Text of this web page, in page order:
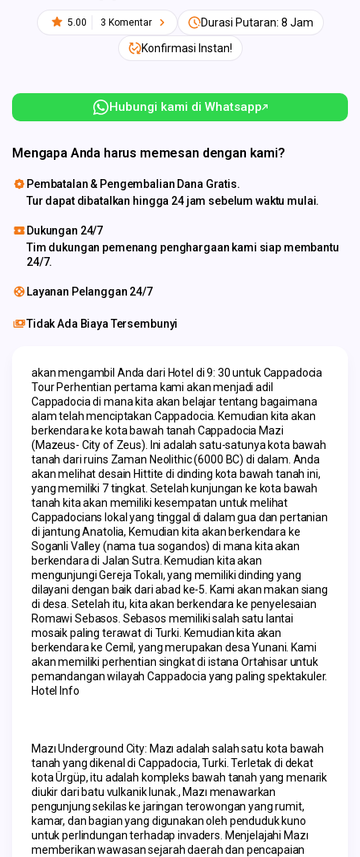
5.00 3 Komentar
Durasi Putaran: 8 Jam
Konfirmasi Instan!
Hubungi kami di Whatsapp
Mengapa Anda harus memesan dengan kami?
Pembatalan & Pengembalian Dana Gratis.
Tur dapat dibatalkan hingga 24 jam sebelum waktu mulai.
Dukungan 24/7
Tim dukungan pemenang penghargaan kami siap membantu
24/7.
Layanan Pelanggan 24/7
Tidak Ada Biaya Tersembunyi
akan mengambil Anda dari Hotel di 9: 30 untuk Cappadocia
Tour Perhentian pertama kami akan menjadi adil
Cappadocia di mana kita akan belajar tentang bagaimana
alam telah menciptakan Cappadocia. Kemudian kita akan
berkendara ke kota bawah tanah Cappadocia Mazi
(Mazeus- City of Zeus). Ini adalah satu-satunya kota bawah
tanah dari ruins Zaman Neolithic (6000 BC) di dalam. Anda
akan melihat desain Hittite di dinding kota bawah tanah ini,
yang memiliki 7 tingkat. Setelah kunjungan ke kota bawah
tanah kita akan memiliki kesempatan untuk melihat
Cappadocians lokal yang tinggal di dalam gua dan pertanian
di jantung Anatolia, Kemudian kita akan berkendara ke
Soganli Valley (nama tua sogandos) di mana kita akan
berkendara di Jalan Sutra. Kemudian kita akan
mengunjungi Gereja Tokalı, yang memiliki dinding yang
dilayani dengan baik dari abad ke-5. Kami akan makan siang
di desa. Setelah itu, kita akan berkendara ke penyelesaian
Romawi Sebasos. Sebasos memiliki salah satu lantai
mosaik paling terawat di Turki. Kemudian kita akan
berkendara ke Cemil, yang merupakan desa Yunani. Kami
akan memiliki perhentian singkat di istana Ortahisar untuk
pemandangan wilayah Cappadocia yang paling spektakuler.
Hotel Info
Mazı Underground City: Mazı adalah salah satu kota bawah
tanah yang dikenal di Cappadocia, Turki. Terletak di dekat
kota Ürgüp, itu adalah kompleks bawah tanah yang menarik
diukir dari batu vulkanik lunak., Mazı menawarkan
pengunjung sekilas ke jaringan terowongan yang rumit,
kamar, dan bagian yang digunakan oleh penduduk kuno
untuk perlindungan terhadap invaders. Menjelajahi Mazı
memberikan wawasan sejarah daerah dan pencapaian